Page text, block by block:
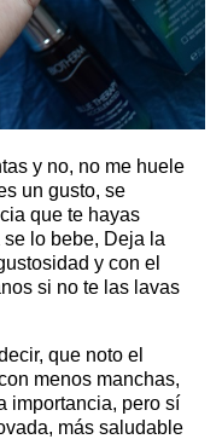
y no, no me huele
un gusto, se
que te hayas
lo bebe, Deja la
y con el
si no te las lavas
que noto el
menos manchas,
importancia, pero sí
más saludable